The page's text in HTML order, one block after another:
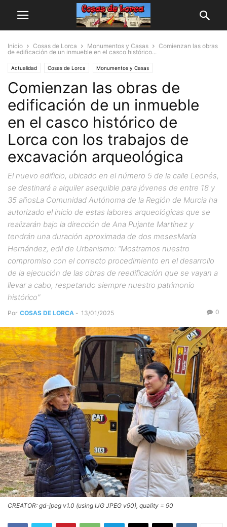
Inicio Cosas de Lorca Monumentos y Casas
Comienzan las obras
de edificación de un inmueble en el casco histórico...
Actualidad Cosas de Lorca Monumentos y Casas
Comienzan las obras de
edificación de un inmueble
en el casco histórico de
Lorca con los trabajos de
excavación arqueológica
El nuevo edificio, ubicado en el número 5 de la calle Leonés,
se destinará a alquiler asequible para jóvenes de entre 18 y
35 añosLa Comunidad Autónoma de la Región de Murcia ha
autorizado el inicio de estas labores arqueológicas que se
realizarán bajo la dirección de Ana Pujante Martínez y
tendrán una duración aproximada de dos mesesMaría
Hernández, edil de Urbanismo: “Mostramos nuestro
compromiso con el correcto procedimiento en el desarrollo
de la ejecución de las obras de reedificación que se vayan a
llevar a cabo, respetando siempre nuestro patrimonio
histórico”
Por COSAS DE LORCA - 13/01/2025 0
CREATOR: gd-jpeg v1.0 (using IJG JPEG v90), quality = 90